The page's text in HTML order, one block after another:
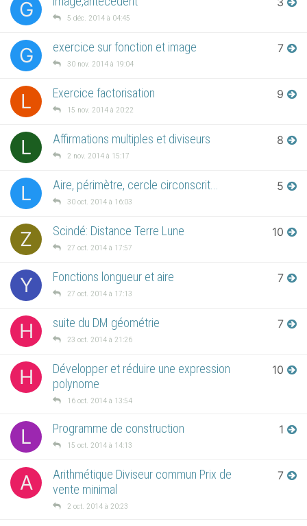
G 5 déc. 2014 à 04:45
G exercice sur fonction et image
30 nov. 2014 à 19:04
7
L Exercice factorisation
15 nov. 2014 à 20:22
9
L Affirmations multiples et diviseurs
2 nov. 2014 à 15:17
8
L Aire, périmètre, cercle circonscrit...
30 oct. 2014 à 16:03
5
Z Scindé: Distance Terre Lune
27 oct. 2014 à 17:57
10
Y Fonctions longueur et aire
27 oct. 2014 à 17:13
7
H suite du DM géométrie
23 oct. 2014 à 21:26
7
H
Développer et réduire une expression
polynome
16 oct. 2014 à 13:54
10
L Programme de construction
15 oct. 2014 à 14:13
1
A
Arithmétique Diviseur commun Prix de
vente minimal
2 oct. 2014 à 20:23
7